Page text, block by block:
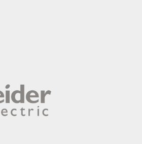
protección
PAC, PLC y otros
controladores